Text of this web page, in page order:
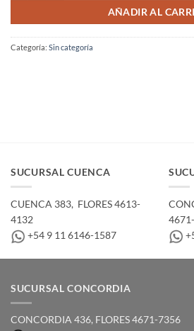
AÑADIR AL
Categoría: Sin categoría
SUCURSAL CUENCA
CUENCA 383, ­ FLORES 4613-
4132
+54 9 11 6146-1587
SUCURSAL CONCORDIA
CONCORDIA 436,­ FLORES 4671-7356